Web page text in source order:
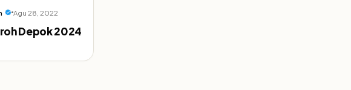
Agu 28, 2022
Depok 2024